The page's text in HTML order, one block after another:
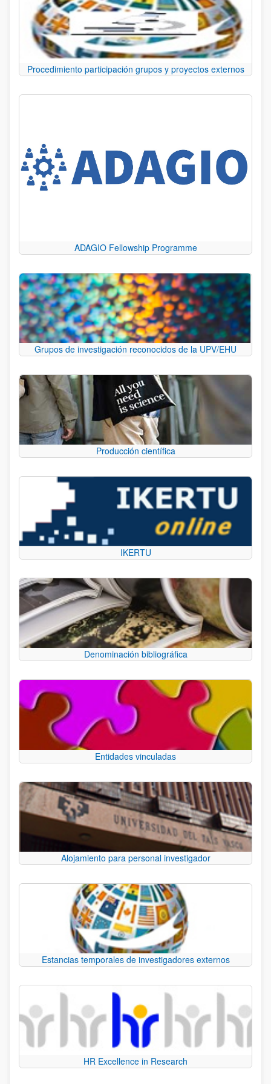
Procedimiento participación grupos y proyectos externos
ADAGIO Fellowship Programme
Grupos de investigación reconocidos de la UPV/EHU
Producción científica
IKERTU
Denominación bibliográfica
Entidades vinculadas
Alojamiento para personal investigador
Estancias temporales de investigadores externos
HR Excellence in Research